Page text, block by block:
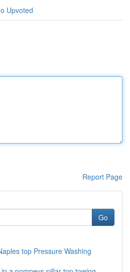
Upvoted
Report Page
Go
top Pressure Washing